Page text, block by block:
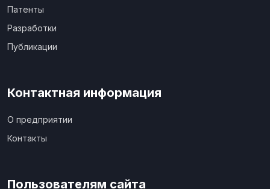
Патенты
Разработки
Публикации
Контактная информация
О предприятии
Контакты
Пользователям сайта